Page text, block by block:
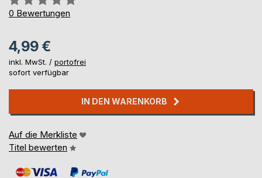
0%
0 Bewertungen
4,99 €
inkl. MwSt. / portofrei
sofort verfügbar
IN DEN WARENKORB
Auf die Merkliste
Titel bewerten